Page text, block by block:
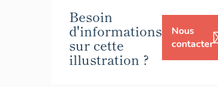
Besoin
d'informations
sur cette
illustration ?
Nous
contacter